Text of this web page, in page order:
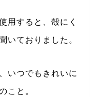
用すると、殻にく
いておりました。
いつでもきれいに
こと。